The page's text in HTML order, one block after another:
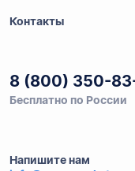
Контакты
8 (800) 350-
Бесплатно по России
Напишите нам